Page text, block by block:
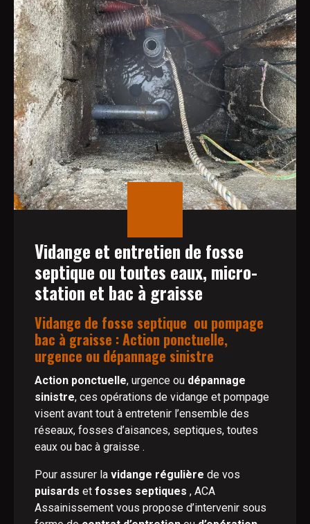
Vidange et entretien de fosse
septique ou toutes eaux, micro-
station et bac à graisse
Vidange de fosse septique ou pompage
bac à graisse : Action ponctuelle,
urgence ou dépannage sinistre
Action ponctuelle, urgence ou dépannage
sinistre, ces opérations de vidange et pompage
visent avant tout à entretenir l’ensemble des
réseaux, fosses d’aisances, septiques, toutes
eaux ou bac à graisse .
Pour assurer la vidange régulière de vos
puisards et fosses septiques , ACA
Assainissement vous propose d’intervenir sous